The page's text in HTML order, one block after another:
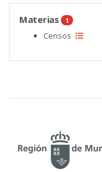
Materias 1
Censos